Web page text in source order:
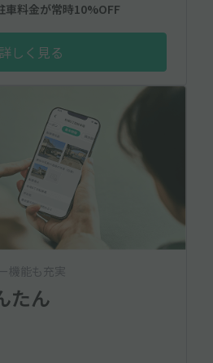
車料金が常時10%OFF
詳しく見る
機能も充実
たん